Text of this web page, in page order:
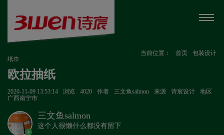
当前位置： 首页
包装设计
纸巾
欧拉抽纸
2020-11-09 13:53:14 浏览 4020 作者 三文鱼salmon 来源 诗宸设计
地区
广西南宁市
v
三文鱼salmon
这个人很懒什么都没有留下